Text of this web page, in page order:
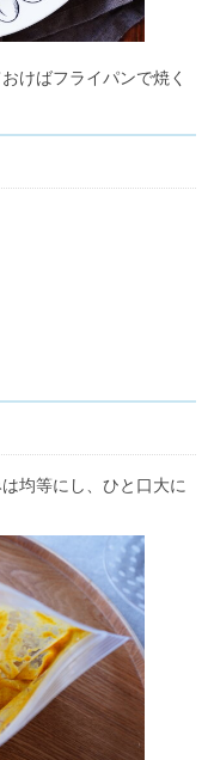
けばフライパンで焼く
均等にし、ひと口大に